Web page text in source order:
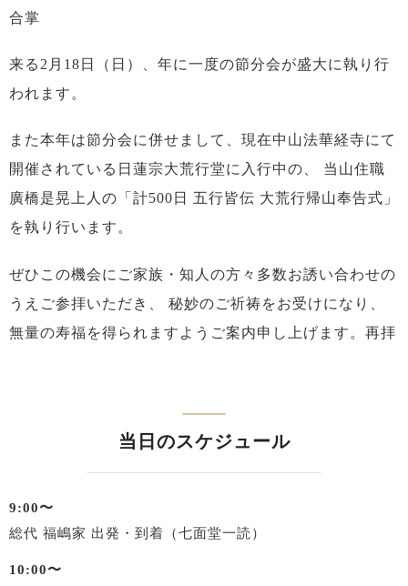
合掌
来る2月18日（日）、年に一度の節分会が盛大に執り行
われます。
また本年は節分会に併せまして、現在中山法華経寺にて
開催されている日蓮宗大荒行堂に入行中の、
当山住職
廣橋是晃上人の「計500日 五行皆伝 大荒行帰山奉告式」
を執り行います。
ぜひこの機会にご家族・知人の方々多数お誘い合わせの
うえご参拝いただき、
秘妙のご祈祷をお受けになり、
無量の寿福を得られますようご案内申し上げます。再拝
当日のスケジュール
9:00〜
総代 福嶋家 出発・到着（七面堂一読）
10:00〜